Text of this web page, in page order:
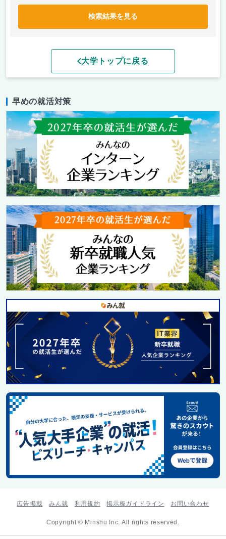
検索結果を見る
大学トップに戻る
早めの就活対策
広告掲載 みん就 利用規約 掲示板ガイドライン お問い合わせ
Copyright © Minshu Inc. All rights reserved.